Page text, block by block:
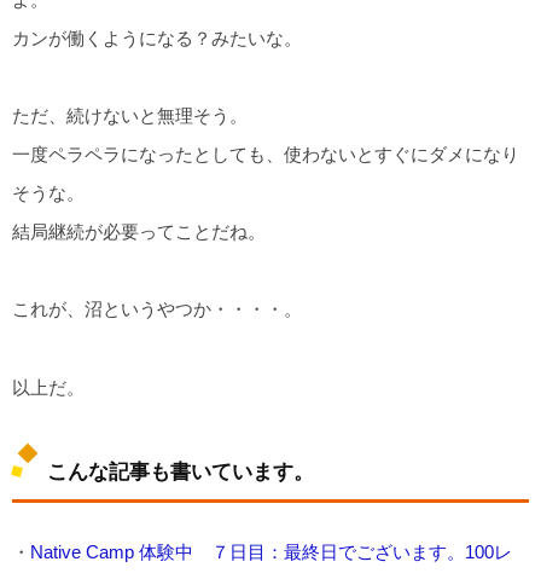
カンが働くようになる？みたいな。
ただ、続けないと無理そう。
一度ペラペラになったとしても、使わないとすぐにダメになり
そうな。
結局継続が必要ってことだね。
これが、沼というやつか・・・・。
以上だ。
こんな記事も書いています。
・ Native Camp 体験中 ７日目：最終日でございます。100レ